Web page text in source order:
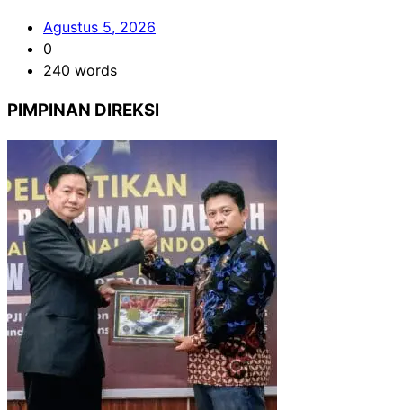
Agustus 5, 2026
0
240 words
PIMPINAN DIREKSI